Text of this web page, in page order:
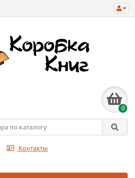
0
Контакты